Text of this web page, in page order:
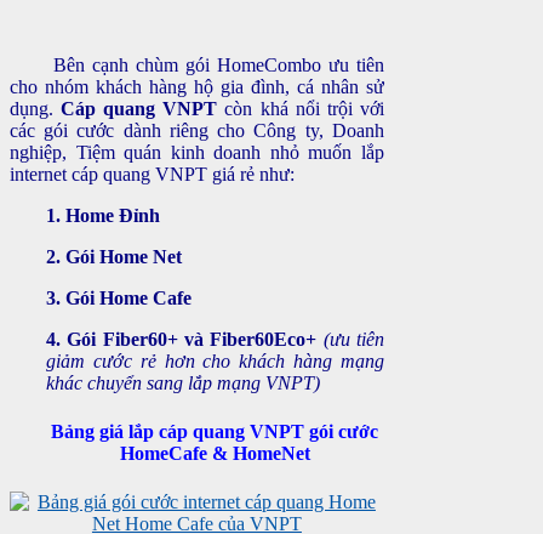
Bên cạnh chùm gói HomeCombo ưu tiên
cho nhóm khách hàng hộ gia đình, cá nhân sử
dụng.Cáp quang VNPT còn khá nổi trội với
các gói cước dành riêng cho Công ty, Doanh
nghiệp, Tiệm quán kinh doanh nhỏ muốn lắp
internet cáp quang VNPT giá rẻ như:
1. Home Đỉnh
2. Gói Home Net
3. Gói Home Cafe
4. Gói Fiber60+ và Fiber60Eco+ (ưu tiên
giảm cước rẻ hơn cho khách hàng mạng
khác chuyển sang lắp mạng VNPT)
Bảng giá lắp cáp quang VNPT gói cước
HomeCafe & HomeNet